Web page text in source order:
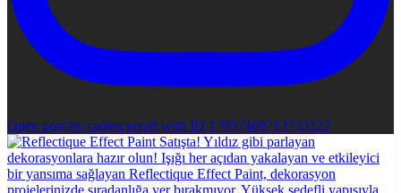
Open post by cadencecraft with ID 17957469713733222